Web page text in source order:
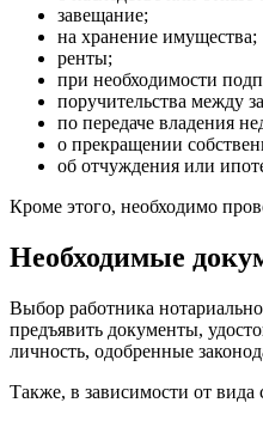
завещание;
на хранение имущества;
ренты;
при необходимости
поручительства между
по передаче владения
о прекращении
об отчуждения или
Кроме этого, необходимо
Необходимые
Выбор работника
предъявить документы,
личность, одобренные
Также, в зависимости от вида